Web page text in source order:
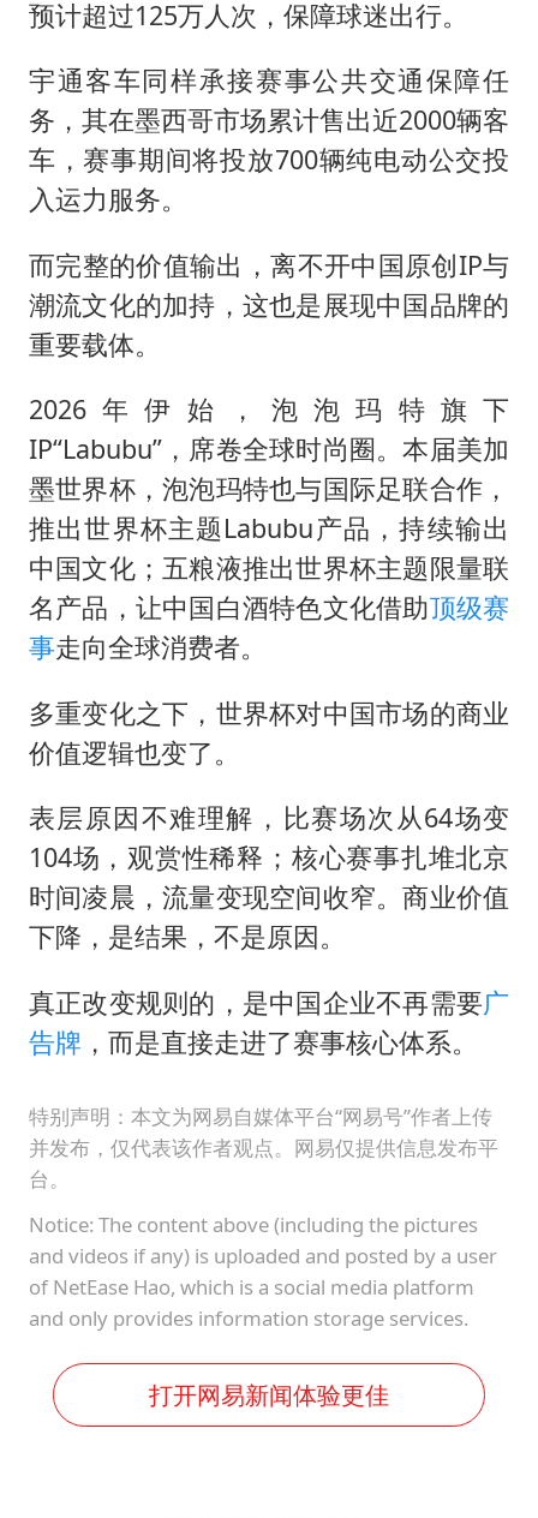
预计超过125万人次，保障球迷出行。
宇通客车同样承接赛事公共交通保障任
务，其在墨西哥市场累计售出近2000辆客
车，赛事期间将投放700辆纯电动公交投
入运力服务。
而完整的价值输出，离不开中国原创IP与
潮流文化的加持，这也是展现中国品牌的
重要载体。
2026年伊始，泡泡玛特旗下
IP“Labubu”，席卷全球时尚圈。本届美加
墨世界杯，泡泡玛特也与国际足联合作，
推出世界杯主题Labubu产品，持续输出
中国文化；五粮液推出世界杯主题限量联
名产品，让中国白酒特色文化借助顶级赛
事走向全球消费者。
多重变化之下，世界杯对中国市场的商业
价值逻辑也变了。
表层原因不难理解，比赛场次从64场变
104场，观赏性稀释；核心赛事扎堆北京
时间凌晨，流量变现空间收窄。商业价值
下降，是结果，不是原因。
真正改变规则的，是中国企业不再需要广
告牌 ，而是直接走进了赛事核心体系。
特别声明：本文为网易自媒体平台“网易号”作者上传
并发布，仅代表该作者观点。网易仅提供信息发布平
台。
Notice: The content above (including the pictures
and videos if any) is uploaded and posted by a user
of NetEase Hao, which is a social media platform
and only provides information storage services.
打开网易新闻体验更佳